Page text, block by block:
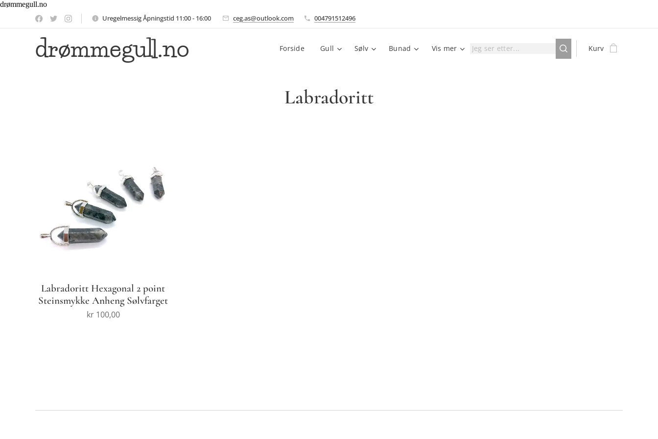
drømmegull.no
Uregelmessig Åpningstid 11:00 - 16:00 ceg.as@outlook.com 004791512496
drømmegull.no Forside Gull Sølv Bunad Vis mer Kurv
Labradoritt
Labradoritt Hexagonal 2 point
Steinsmykke Anheng Sølvfarget
kr 100,00